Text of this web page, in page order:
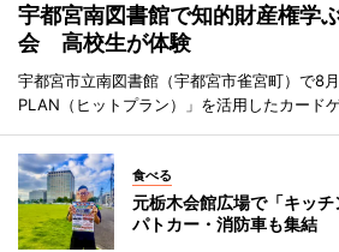
宇都宮南図書館で知的財産権学
会 高校生が体験
宇都宮市立南図書館（宇都宮市雀宮町）で8
PLAN（ヒットプラン）」を活用したカード
食べる
元栃木会館広場で「キッ
パトカー・消防車も集結